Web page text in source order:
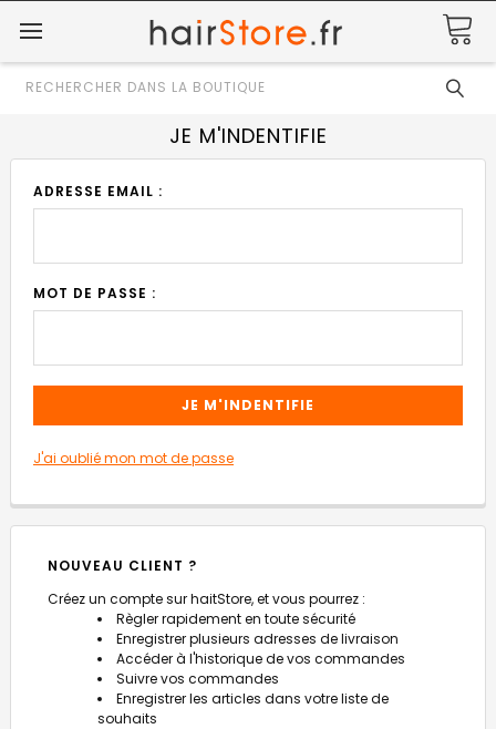
Rechercher
JE M'INDENTIFIE
ADRESSE EMAIL :
MOT DE PASSE :
J'ai oublié mon mot de passe
NOUVEAU CLIENT ?
Créez un compte sur haitStore, et vous pourrez :
Règler rapidement en toute sécurité
Enregistrer plusieurs adresses de livraison
Accéder à l'historique de vos commandes
Suivre vos commandes
Enregistrer les articles dans votre liste de
souhaits